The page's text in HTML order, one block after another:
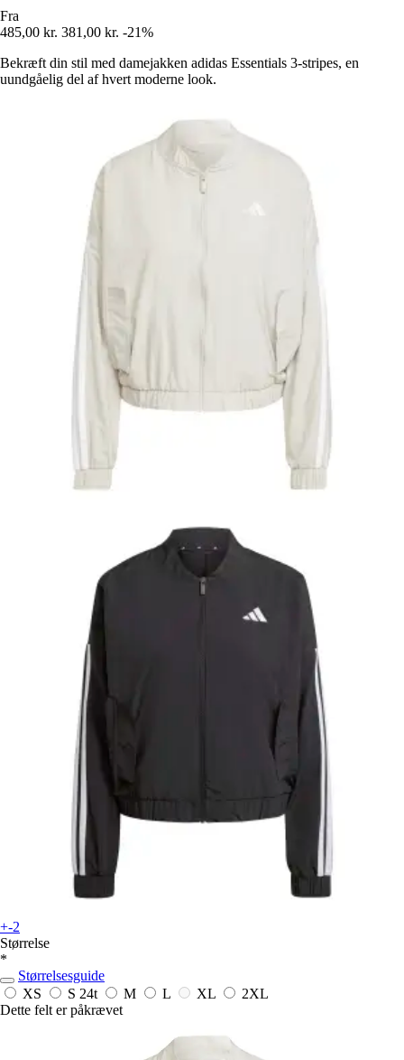
Fra
485,00 kr. 381,00 kr. -21%
Bekræft din stil med damejakken adidas Essentials 3-stripes, en
uundgåelig del af hvert moderne look.
+-2
Størrelse
*
Størrelsesguide
XS
S 24t M L XL
2XL
Dette felt er påkrævet